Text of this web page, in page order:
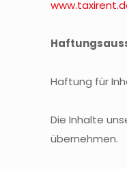
Haftung für
Die Inhalte
übernehmen.